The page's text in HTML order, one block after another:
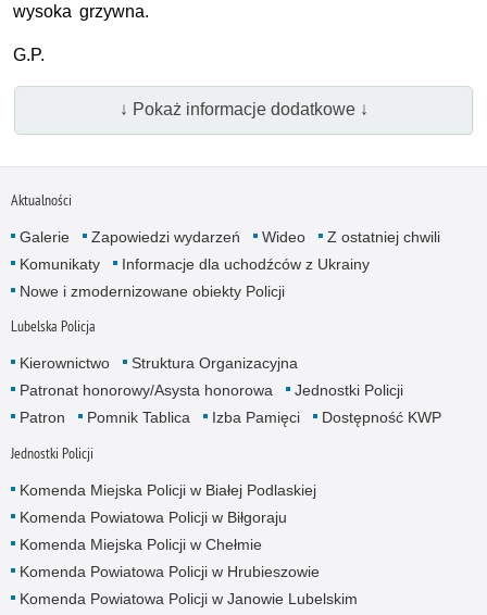
wysoka grzywna.
G.P.
↓ Pokaż informacje dodatkowe ↓
Aktualności
Galerie Zapowiedzi wydarzeń Wideo
Z ostatniej chwili
Komunikaty
Informacje dla uchodźców z Ukrainy
Nowe i zmodernizowane obiekty Policji
Lubelska Policja
Kierownictwo
Struktura Organizacyjna
Patronat honorowy/Asysta honorowa
Jednostki Policji
Patron
Pomnik Tablica Izba Pamięci Dostępność KWP
Jednostki Policji
Komenda Miejska Policji w Białej Podlaskiej
Komenda Powiatowa Policji w Biłgoraju
Komenda Miejska Policji w Chełmie
Komenda Powiatowa Policji w Hrubieszowie
Komenda Powiatowa Policji w Janowie Lubelskim